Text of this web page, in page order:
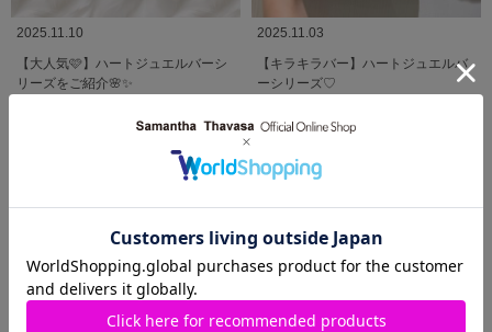
2025.11.10
【大人気🩷】ハートジュエルバーシ
リーズをご紹介🌸✨
2025.11.03
【キラキラバー】ハートジュエルバ
ーシリーズ♡
Choice
渋谷ヒカリエShinQs店
MORE
関連商品